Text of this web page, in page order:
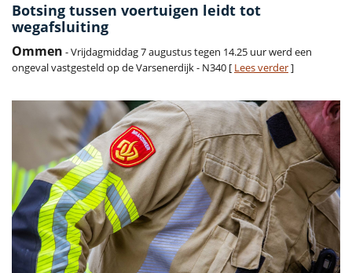
Botsing tussen voertuigen leidt tot
wegafsluiting
Ommen - Vrijdagmiddag 7 augustus tegen 14.25 uur werd een
ongeval vastgesteld op de Varsenerdijk - N340 [ Lees verder]